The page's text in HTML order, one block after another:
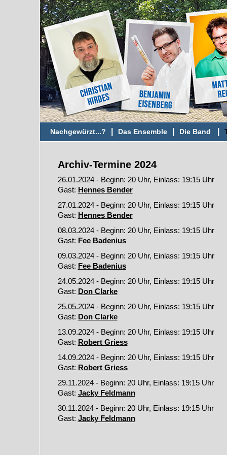
Nachgewürzt...? Das Ensemble Die Band
Archiv-Termine 2024
26.01.2024 - Beginn: 20 Uhr, Einlass: 19:15 Uhr
Gast: Hennes Bender
27.01.2024 - Beginn: 20 Uhr, Einlass: 19:15 Uhr
Gast: Hennes Bender
08.03.2024 - Beginn: 20 Uhr, Einlass: 19:15 Uhr
Gast: Fee Badenius
09.03.2024 - Beginn: 20 Uhr, Einlass: 19:15 Uhr
Gast: Fee Badenius
24.05.2024 - Beginn: 20 Uhr, Einlass: 19:15 Uhr
Gast: Don Clarke
25.05.2024 - Beginn: 20 Uhr, Einlass: 19:15 Uhr
Gast: Don Clarke
13.09.2024 - Beginn: 20 Uhr, Einlass: 19:15 Uhr
Gast: Robert Griess
14.09.2024 - Beginn: 20 Uhr, Einlass: 19:15 Uhr
Gast: Robert Griess
29.11.2024 - Beginn: 20 Uhr, Einlass: 19:15 Uhr
Gast: Jacky Feldmann
30.11.2024 - Beginn: 20 Uhr, Einlass: 19:15 Uhr
Gast: Jacky Feldmann